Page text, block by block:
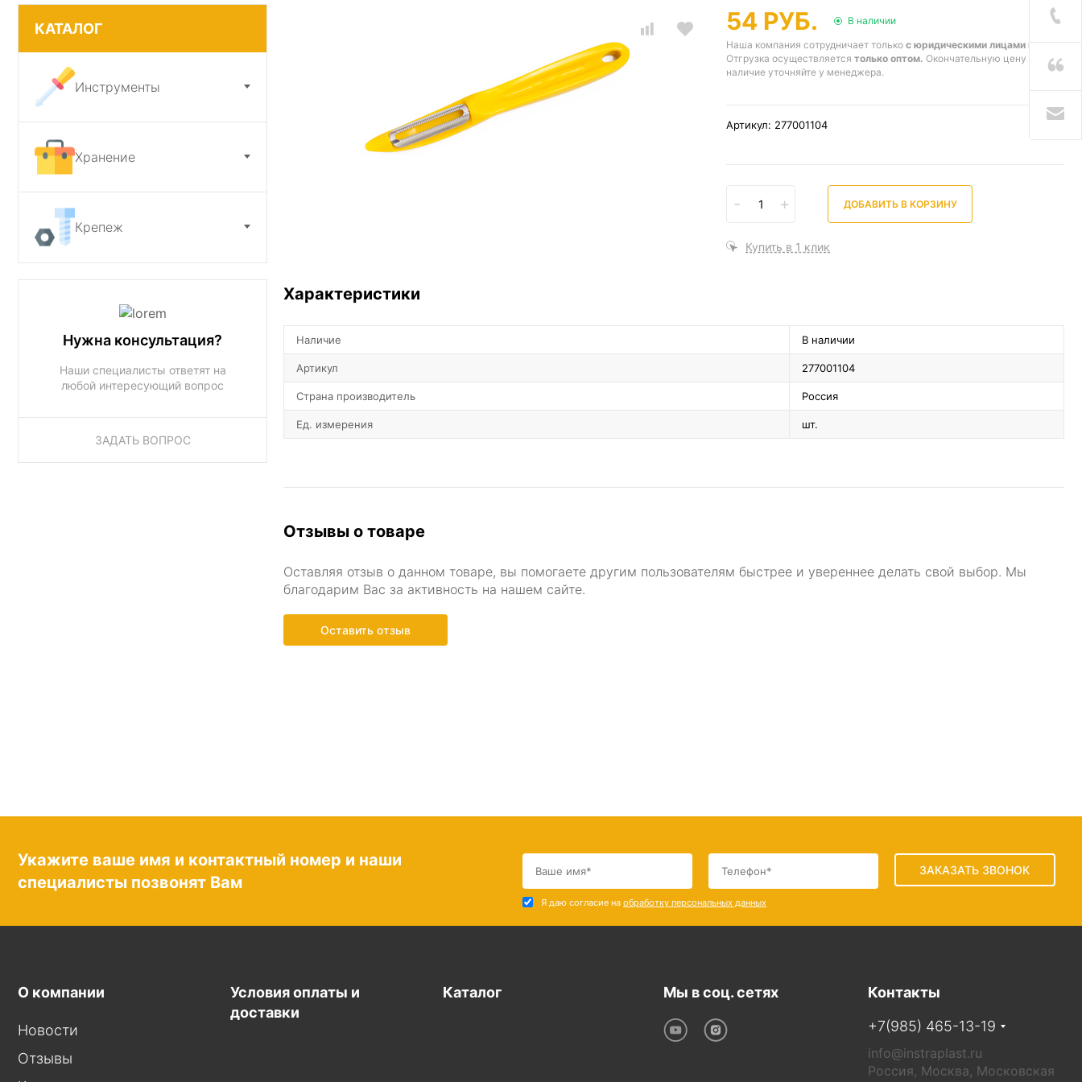
КАТАЛОГ
Инструменты
Хранение
Крепеж
Нужна консультация?
Наши специалисты ответят на
любой интересующий вопрос
ЗАДАТЬ ВОПРОС
54 РУБ.
В наличии
Наша компания сотрудничает только с юридическими лицами и ИП
Отгрузка осуществляется только оптом. Окончательную цену и
наличие уточняйте у менеджера.
Артикул: 277001104
- + ДОБАВИТЬ В КОРЗИНУ
Купить в 1 клик
Характеристики
Наличие В наличии
Артикул 277001104
Страна производитель Россия
Ед. измерения шт.
Отзывы о товаре
Оставляя отзыв о данном товаре, вы помогаете другим пользователям быстрее и увереннее делать свой выбор. Мы
благодарим Вас за активность на нашем сайте.
Оставить отзыв
Укажите ваше имя и контактный номер и наши
специалисты позвонят Вам
ЗАКАЗАТЬ ЗВОНОК
Я даю согласие на обработку персональных данных
О компании
Новости
Отзывы
Условия оплаты и
доставки
Каталог Мы в соц. сетях
Контакты
+7(985) 465-13-19
info@instraplast.ru
Россия, Москва, Московская
Садовый инструмент